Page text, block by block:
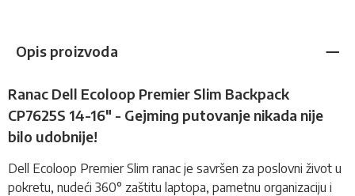
Opis proizvoda
Ranac Dell Ecoloop Premier Slim Backpack
CP7625S 14-16" - Gejming putovanje nikada nije
bilo udobnije!
Dell Ecoloop Premier Slim ranac je savršen za poslovni život u
pokretu, nudeći 360° zaštitu laptopa, pametnu organizaciju i